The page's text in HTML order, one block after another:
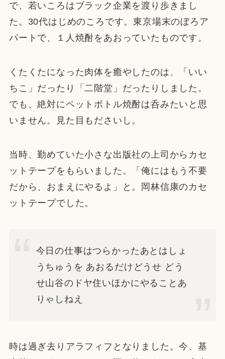
で、若いころはブラック企業を渡り歩きまし
た。30代はじめのころです。東京場末のぼろア
パートで、１人焼酎をあおっていたものです。
くたくたになった肉体を癒やしたのは、「いい
ちこ」だったり「二階堂」だったりしました。
でも、絶対にペットボトル焼酎は呑みたいと思
いません。見た目もださいし。
当時、勤めていた小さな出版社の上司からカセ
ットテープをもらいました。「俺にはもう不要
だから、おまえにやるよ」と。岡林信康のカセ
ットテープでした。
今日の仕事はつらかったあとはしょ
うちゅうを あおるだけどうせ どう
せ山谷のドヤ住いほかにやることあ
りゃしねえ
時は過ぎ去りアラフィフとなりました。今、基